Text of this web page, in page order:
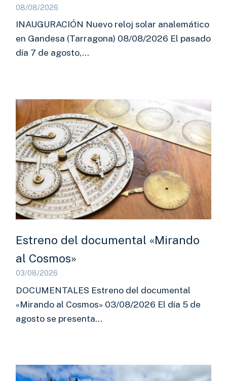
08/08/2026
INAUGURACIÓN Nuevo reloj solar analemático
en Gandesa (Tarragona) 08/08/2026 El pasado
día 7 de agosto,…
Estreno del documental «Mirando
al Cosmos»
03/08/2026
DOCUMENTALES Estreno del documental
«Mirando al Cosmos» 03/08/2026 El día 5 de
agosto se presenta…